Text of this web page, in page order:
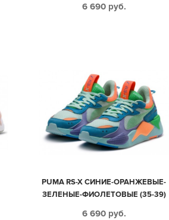
6 690 руб.
PUMA RS-X СИНИЕ-ОРАНЖЕВЫЕ-
ЗЕЛЕНЫЕ-ФИОЛЕТОВЫЕ (35-39)
6 690 руб.